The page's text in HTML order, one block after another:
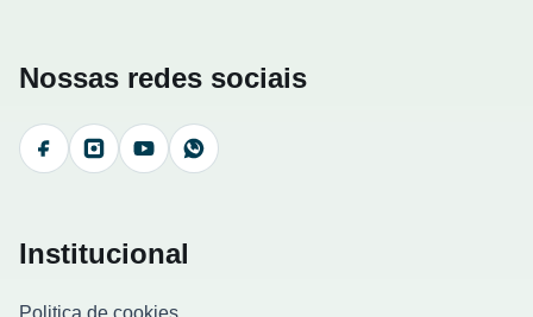
Nossas redes sociais
FacebookInstagramYouTubeWhatsApp
Institucional
Politica de cookies